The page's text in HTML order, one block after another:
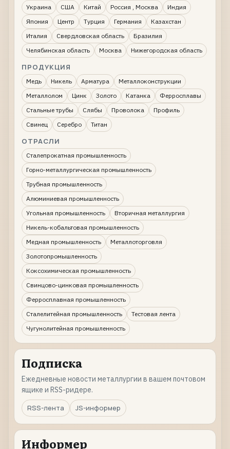
Украина США Китай Россия , Москва
Индия
Япония
Центр Турция Германия
Казахстан
Италия
Свердловская область
Бразилия
Челябинская область
Москва Нижегородская область
ПРОДУКЦИЯ
Медь Никель Арматура
Металлоконструкции
Металлолом
Цинк Золото Катанка
Ферросплавы
Стальные трубы
Слябы Проволока
Профиль
Свинец
Серебро Титан
ОТРАСЛИ
Сталепрокатная промышленность
Горно-металлургическая промышленность
Трубная промышленность
Алюминиевая промышленность
Угольная промышленность
Вторичная металлургия
Никель-кобальтовая промышленность
Медная промышленность
Металлоторговля
Золотопромышленность
Коксохимическая промышленность
Свинцово-цинковая промышленность
Ферросплавная промышленность
Сталелитейная промышленность
Тестовая лента
Чугунолитейная промышленность
Подписка
Ежедневные новости металлургии в вашем почтовом
ящике и RSS-ридере.
RSS-лента
JS-информер
Информер